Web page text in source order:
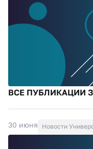
ВСЕ ПУБЛИКАЦИИ
30 июня Новости